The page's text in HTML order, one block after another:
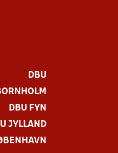
DBU
DBU FYN
JYLLAND